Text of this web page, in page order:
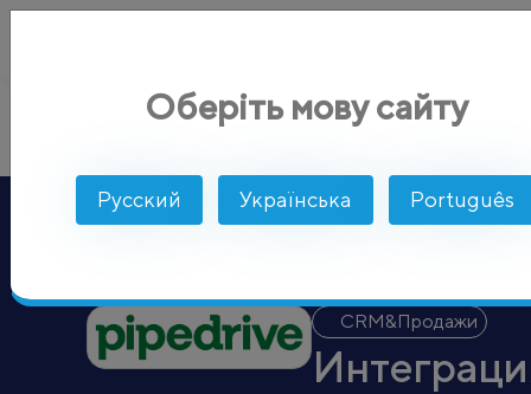
Интеграции CRM&Продажи Pipedrive
CRM&Продажи
Оберіть мову сайту
Русский Українська Português